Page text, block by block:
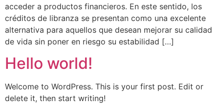
acceder a productos financieros. En este sentido, los
créditos de libranza se presentan como una excelente
alternativa para aquellos que desean mejorar su calidad
de vida sin poner en riesgo su estabilidad […]
Hello world!
Welcome to WordPress. This is your first post. Edit or
delete it, then start writing!